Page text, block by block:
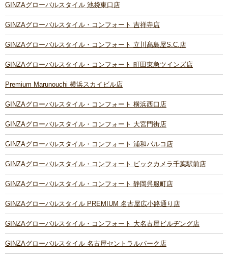
GINZAグローバルスタイル 池袋東口店
GINZAグローバルスタイル・コンフォート 吉祥寺店
GINZAグローバルスタイル・コンフォート 立川髙島屋S.C.店
GINZAグローバルスタイル・コンフォート 町田東急ツインズ店
Premium Marunouchi 横浜スカイビル店
GINZAグローバルスタイル・コンフォート 横浜西口店
GINZAグローバルスタイル・コンフォート 大宮門街店
GINZAグローバルスタイル・コンフォート 浦和パルコ店
GINZAグローバルスタイル・コンフォート ビックカメラ千葉駅前店
GINZAグローバルスタイル・コンフォート 静岡呉服町店
GINZAグローバルスタイル PREMIUM 名古屋広小路通り店
GINZAグローバルスタイル・コンフォート 大名古屋ビルヂング店
GINZAグローバルスタイル 名古屋セントラルパーク店